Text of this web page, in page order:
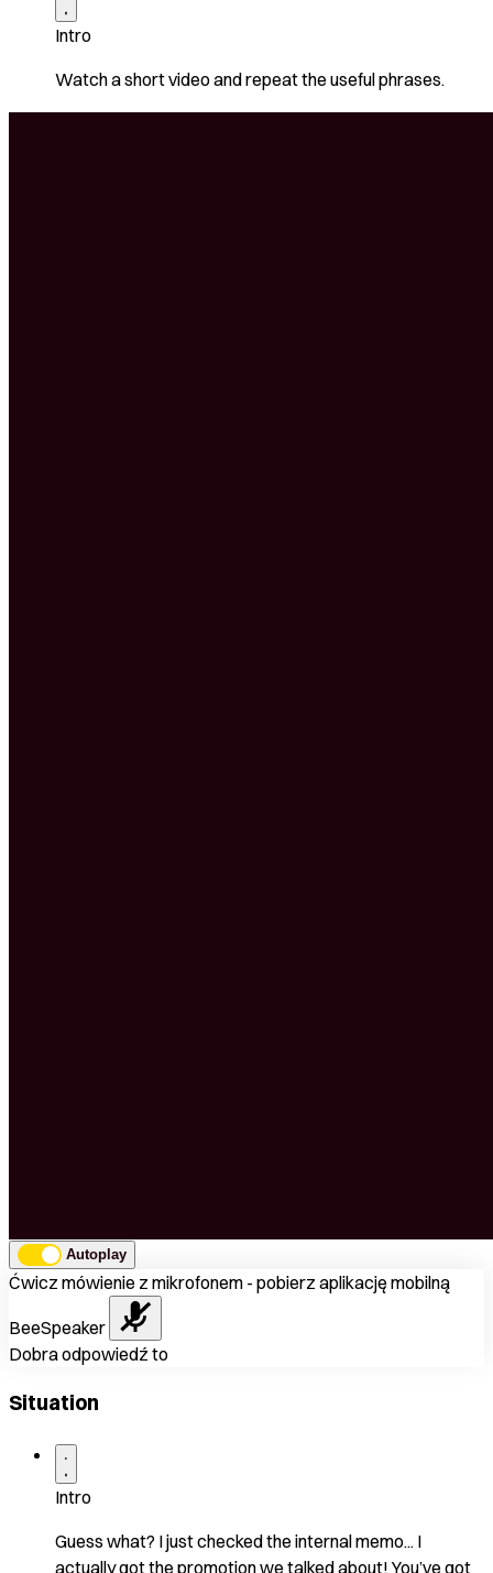
Intro
Watch a short video and repeat the useful phrases.
Autoplay
Ćwicz mówienie z mikrofonem - pobierz aplikację mobilną
BeeSpeaker
Dobra odpowiedź to
Situation
Intro
Guess what? I just checked the internal memo... I
actually got the promotion we talked about! You’ve got